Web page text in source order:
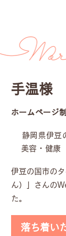
手温様
ホームページ
静岡県伊豆
美容・健康
伊豆の国市の
ん）」さんの
た。
落ち着い